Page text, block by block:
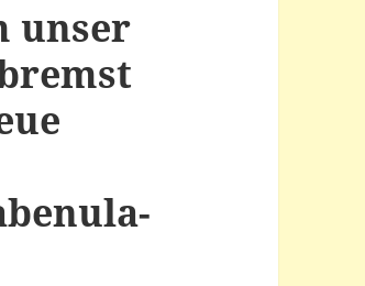
unser